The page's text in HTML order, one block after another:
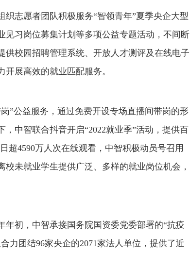
志愿者团队积极服务“智领青年”夏季央企大型
见习岗位募集计划等多项公益专题活动，不间断
校园招聘管理系统、开放人才测评及在线电子
展高效的就业匹配服务。
”公益服务，通过免费开设专场直播间带岗的形
中智联合抖音开启“2022就业季”活动，提供百
超4590万人次在线观看，中智积极动员号召用
未就业学生提供广泛、多样的就业岗位机会，
年初，中智承接国务院国资委党委部署的“抗疫
力团结96家央企的2071家法人单位，提供了近